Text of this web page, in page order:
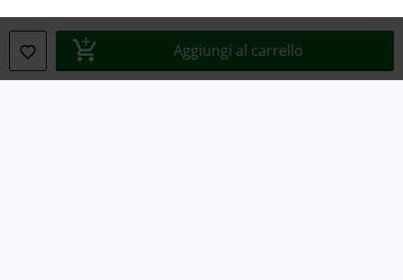
Aggiungi al carrello
Esercita Recesso